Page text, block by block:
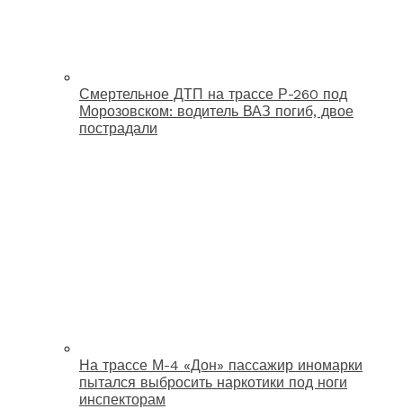
Смертельное ДТП на трассе Р-260 под
Морозовском: водитель ВАЗ погиб, двое
пострадали
На трассе М-4 «Дон» пассажир иномарки
пытался выбросить наркотики под ноги
инспекторам